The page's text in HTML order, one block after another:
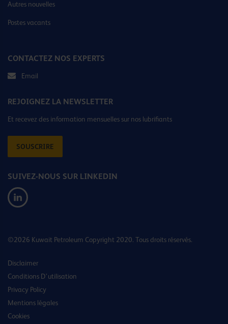
Autres nouvelles
Postes vacants
CONTACTEZ NOS EXPERTS
Email
REJOIGNEZ LA NEWSLETTER
Et recevez des information mensuelles sur nos lubrifiants
SOUSCRIRE
SUIVEZ-NOUS SUR LINKEDIN
©2026 Kuwait Petroleum Copyright 2020. Tous droits réservés.
Disclaimer
Conditions D’utilisation
Privacy Policy
Mentions légales
Cookies